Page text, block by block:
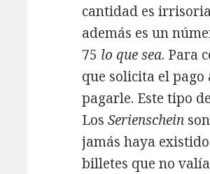
cantidad es
además es un
75 lo que sea. Para
que solicita el
pagarle. Este tipo
LosSerienschein
jamás haya
billetes que no